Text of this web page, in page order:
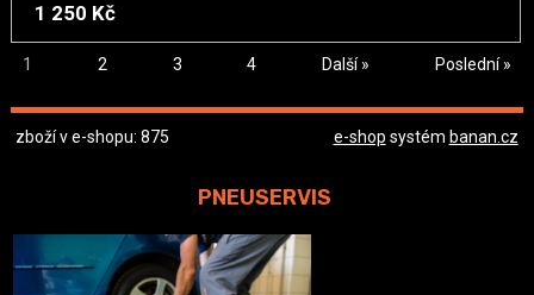
1 250 Kč
1 2 3 4 Další » Poslední »
zboží v e-shopu: 875 e-shop systém banan.cz
PNEUSERVIS